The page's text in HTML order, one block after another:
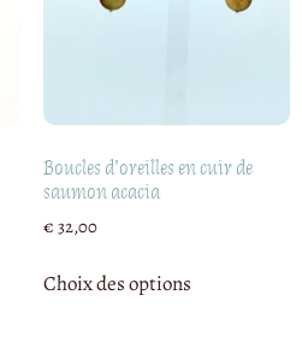
Boucles d’oreilles en cuir de
saumon acacia
€ 32,00
Choix des options